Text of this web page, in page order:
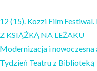
12 (15). Kozzi Film
Z KSIĄŻKĄ NA LEŻAKU
Modernizacja i
Tydzień Teatru z Biblioteką